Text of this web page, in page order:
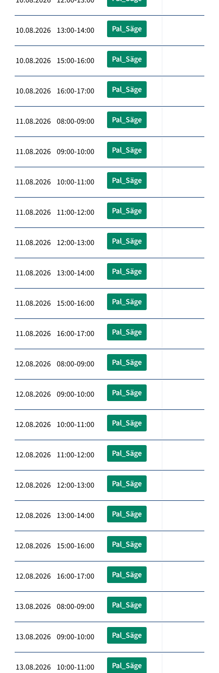
10.08.2026 13:00-14:00 Pal_Säge
10.08.2026 15:00-16:00 Pal_Säge
10.08.2026 16:00-17:00 Pal_Säge
11.08.2026 08:00-09:00 Pal_Säge
11.08.2026 09:00-10:00 Pal_Säge
11.08.2026 10:00-11:00 Pal_Säge
11.08.2026 11:00-12:00 Pal_Säge
11.08.2026 12:00-13:00 Pal_Säge
11.08.2026 13:00-14:00 Pal_Säge
11.08.2026 15:00-16:00 Pal_Säge
11.08.2026 16:00-17:00 Pal_Säge
12.08.2026 08:00-09:00 Pal_Säge
12.08.2026 09:00-10:00 Pal_Säge
12.08.2026 10:00-11:00 Pal_Säge
12.08.2026 11:00-12:00 Pal_Säge
12.08.2026 12:00-13:00 Pal_Säge
12.08.2026 13:00-14:00 Pal_Säge
12.08.2026 15:00-16:00 Pal_Säge
12.08.2026 16:00-17:00 Pal_Säge
13.08.2026 08:00-09:00 Pal_Säge
13.08.2026 09:00-10:00 Pal_Säge
13.08.2026 10:00-11:00 Pal_Säge